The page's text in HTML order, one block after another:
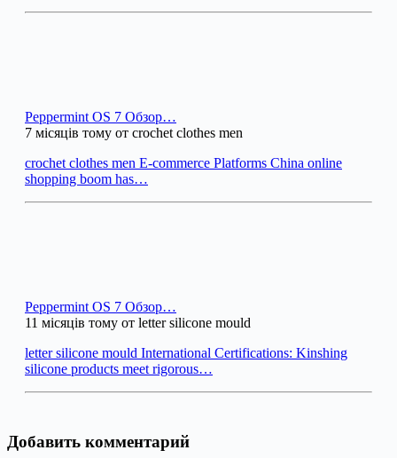
Peppermint OS 7 Обзор…
7 місяців тому от crochet clothes men
crochet clothes men E-commerce Platforms China online
shopping boom has…
Peppermint OS 7 Обзор…
11 місяців тому от letter silicone mould
letter silicone mould International Certifications: Kinshing
silicone products meet rigorous…
Добавить комментарий